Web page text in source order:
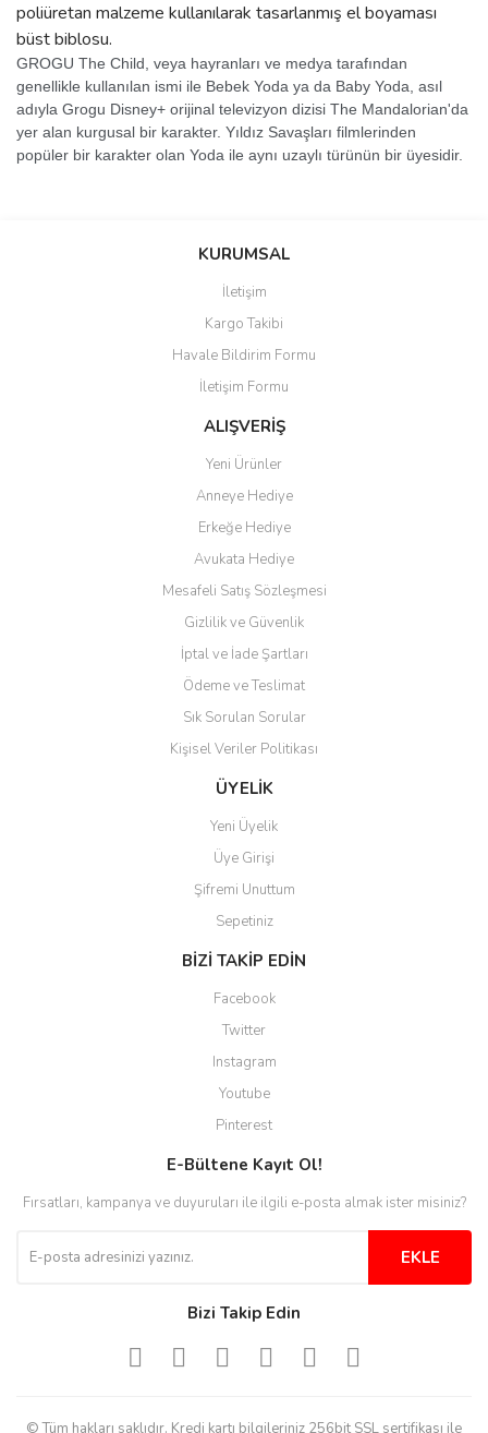
poliüretan malzeme kullanılarak tasarlanmış el boyaması
büst biblosu.
GROGU The Child, veya hayranları ve medya tarafından
genellikle kullanılan ismi ile Bebek Yoda ya da Baby Yoda, asıl
adıyla Grogu Disney+ orijinal televizyon dizisi The Mandalorian'da
yer alan kurgusal bir karakter. Yıldız Savaşları filmlerinden
popüler bir karakter olan Yoda ile aynı uzaylı türünün bir üyesidir.
Bu ürüne ilk yorumu siz yapın!
Ürün resmi kalitesiz, bozuk veya görüntülenemiyor.
Ürün açıklamasında eksik bilgiler bulunuyor.
Ürün bilgilerinde hatalar bulunuyor.
Ürün fiyatı diğer sitelerden daha pahalı.
Bu ürüne benzer farklı alternatifler olmalı.
Gönder
ulaştı. Satış sonrasında
iletişimde hiç zorlanmadım.
alışverişinde yaşadığım en iyi
Ürünler kategorize, başlıklar
kolaylaşıyor. Yani site de
hazırlanmış çok düzenli bir site.
derecede beğendim
Kolay ve hizli alisveris
KURUMSAL
İletişim
Kargo Takibi
Havale Bildirim Formu
İletişim Formu
ALIŞVERİŞ
Yeni Ürünler
Anneye Hediye
Erkeğe Hediye
Avukata Hediye
Mesafeli Satış Sözleşmesi
Gizlilik ve Güvenlik
İptal ve İade Şartları
Ödeme ve Teslimat
Sık Sorulan Sorular
Kişisel Veriler Politikası
ÜYELİK
Yeni Üyelik
Üye Girişi
Şifremi Unuttum
Sepetiniz
BİZİ TAKİP EDİN
Facebook
Twitter
Instagram
Youtube
Pinterest
E-Bültene Kayıt Ol!
Fırsatları, kampanya ve duyuruları ile ilgili e-posta almak ister misiniz?
EKLE
Bizi Takip Edin
© Tüm hakları saklıdır. Kredi kartı bilgileriniz 256bit SSL sertifikası ile